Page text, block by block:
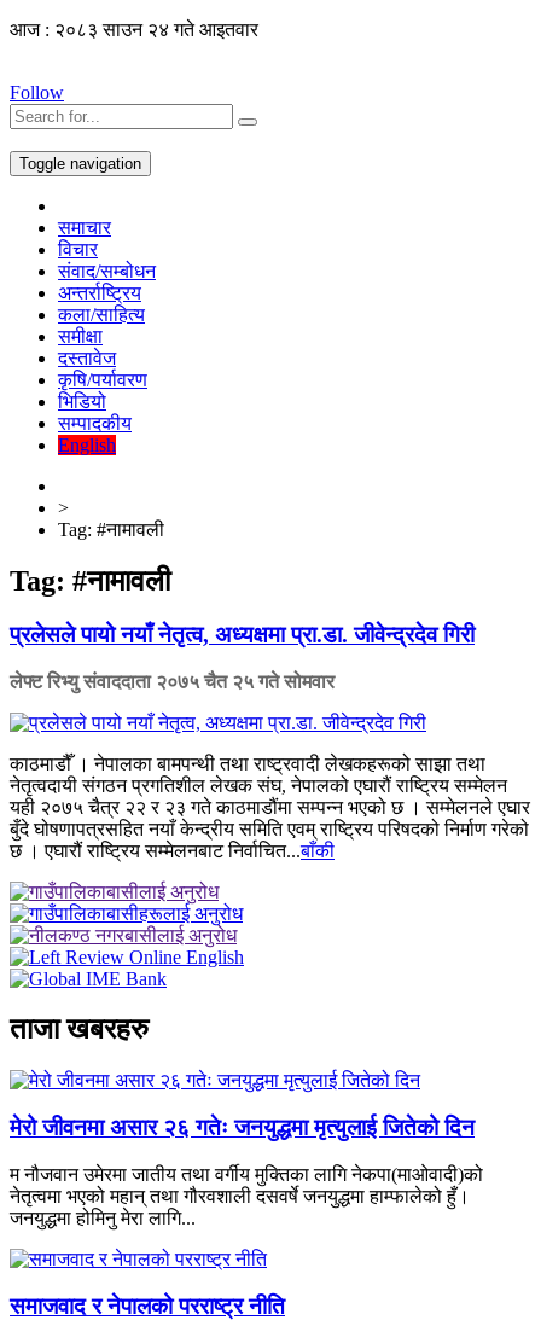
आज : २०८३ साउन २४ गते आइतवार
Follow
Toggle navigation
समाचार
विचार
संवाद/सम्बोधन
अन्तर्राष्ट्रिय
कला/साहित्य
समीक्षा
दस्तावेज
कृषि/पर्यावरण
भिडियो
सम्पादकीय
English
>
Tag: #नामावली
Tag: #नामावली
प्रलेसले पायो नयाँ नेतृत्व, अध्यक्षमा प्रा.डा. जीवेन्द्रदेव गिरी
लेफ्ट रिभ्यु संवाददाता २०७५ चैत २५ गते सोमवार
काठमाडौँ । नेपालका बामपन्थी तथा राष्ट्रवादी लेखकहरूको साझा तथा
नेतृत्वदायी संगठन प्रगतिशील लेखक संघ, नेपालको एघारौं राष्ट्रिय सम्मेलन
यही २०७५ चैत्र २२ र २३ गते काठमाडौंमा सम्पन्न भएको छ । सम्मेलनले एघार
बुँदे घोषणापत्रसहित नयाँ केन्द्रीय समिति एवम् राष्ट्रिय परिषदको निर्माण गरेको
छ । एघारौं राष्ट्रिय सम्मेलनबाट निर्वाचित...बाँकी
ताजा खबरहरु
मेरो जीवनमा असार २६ गतेः जनयुद्धमा मृत्युलाई जितेको दिन
म नौजवान उमेरमा जातीय तथा वर्गीय मुक्तिका लागि नेकपा(माओवादी)को
नेतृत्वमा भएको महान् तथा गौरवशाली दसवर्षे जनयुद्धमा हाम्फालेको हुँ।
जनयुद्धमा होमिनु मेरा लागि...
समाजवाद र नेपालको परराष्ट्र नीति